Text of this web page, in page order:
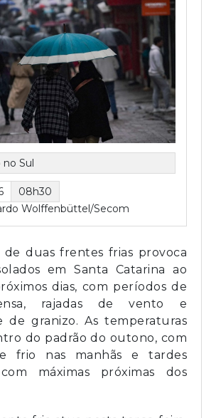
no Sul
08h30
Wolffenbüttel/Secom
de duas frentes frias provoca
em Santa Catarina ao
dias, com períodos de
rajadas de vento e
de granizo. As temperaturas
do padrão do outono, com
frio nas manhãs e tardes
máximas próximas dos